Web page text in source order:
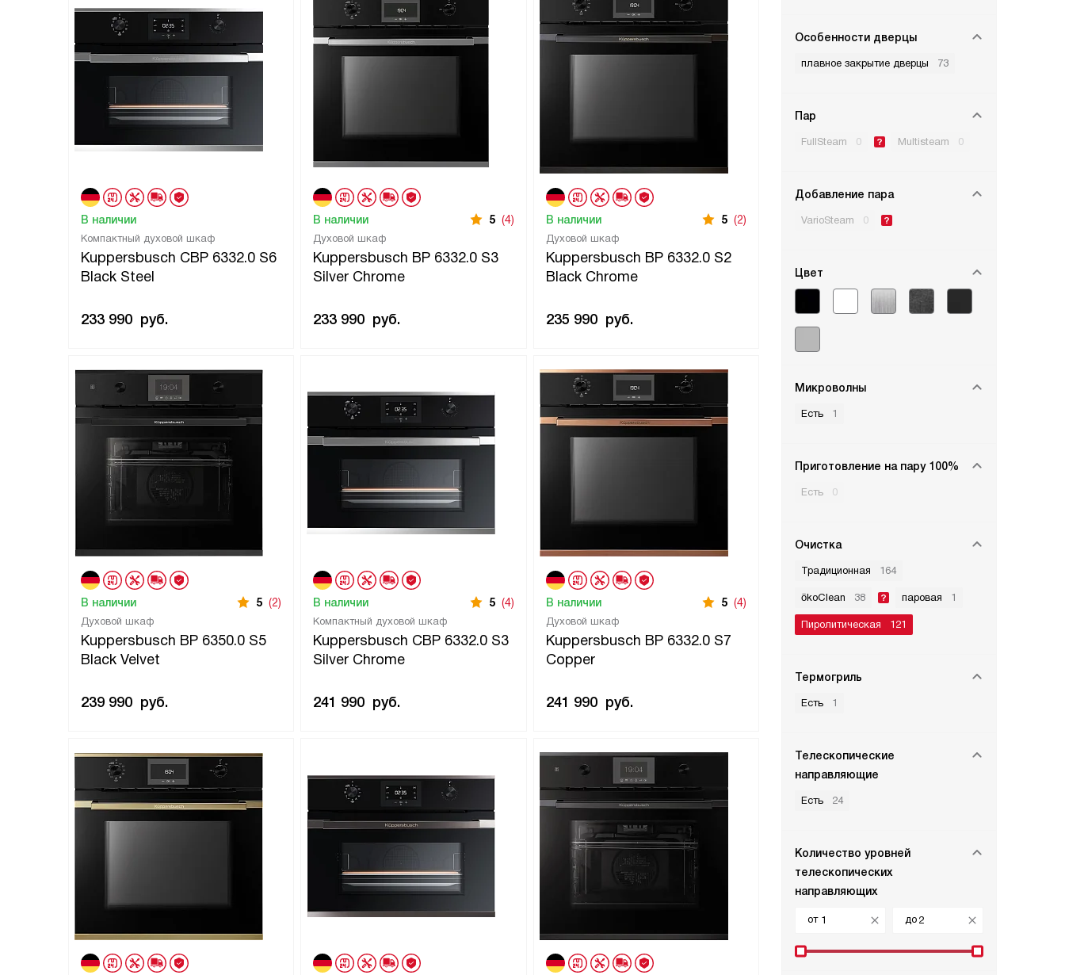
Особенности дверцы
плавное закрытие дверцы 73
Пар
FullSteam 0 Multisteam 0
Добавление пара
VarioSteam 0
Цвет
Микроволны
Есть 1
Приготовление на пару 100%
Есть 0
Очистка
Традиционная 164
ökoClean 38 паровая 1
Пиролитическая 121
Термогриль
Есть 1
Телескопические
направляющие
Есть 24
Количество уровней
телескопических
направляющих
от до
Компактный духовой шкаф
Kuppersbusch CBP 6332.0 S6
Black Steel
В наличии
233 990 руб.
Духовой шкаф
Kuppersbusch BP 6332.0 S3
Silver Chrome
В наличии 5 (4)
233 990 руб.
Духовой шкаф
Kuppersbusch BP 6332.0 S2
Black Chrome
В наличии 5 (2)
235 990 руб.
Духовой шкаф
Kuppersbusch BP 6350.0 S5
Black Velvet
В наличии 5 (2)
239 990 руб.
Компактный духовой шкаф
Kuppersbusch CBP 6332.0 S3
Silver Chrome
В наличии 5 (4)
241 990 руб.
Духовой шкаф
Kuppersbusch BP 6332.0 S7
Copper
В наличии 5 (4)
241 990 руб.